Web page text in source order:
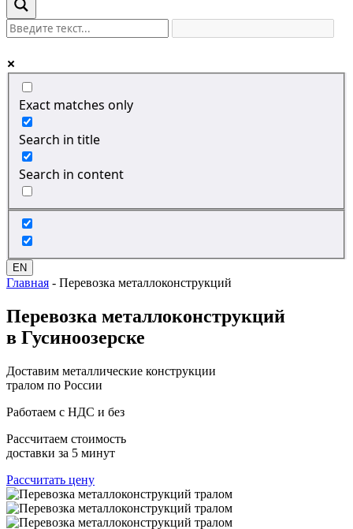
Exact matches only
Search in title
Search in content
EN
Главная - Перевозка металлоконструкций
Перевозка металлоконструкций
в Гусиноозерске
Доставим металлические конструкции
тралом по России
Работаем с НДС и без
Рассчитаем стоимость
доставки за 5 минут
Рассчитать цену